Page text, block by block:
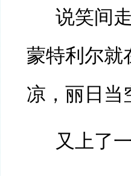
说笑间
蒙特利尔就
凉，丽日当
又上了